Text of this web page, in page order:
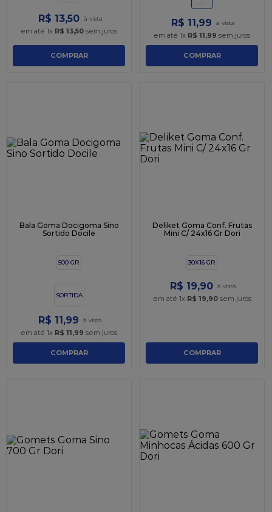
R$ 13,50
em até 1x R$ 13,50 sem juros
COMPRAR
R$ 11,99
em até 1x R$ 11,99 sem juros
COMPRAR
Bala Goma Docigoma Sino
Sortido Docile
500 GR
SORTIDA
R$ 11,99
em até 1x R$ 11,99 sem juros
COMPRAR
Deliket Goma Conf. Frutas
Mini C/ 24x16 Gr Dori
30X16 GR
R$ 19,90
em até 1x R$ 19,90sem juros
COMPRAR